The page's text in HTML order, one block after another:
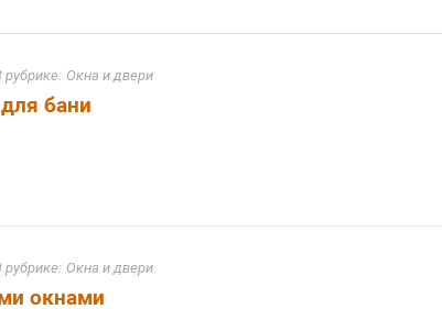
Окна и двери
бани
Окна и двери
окнами